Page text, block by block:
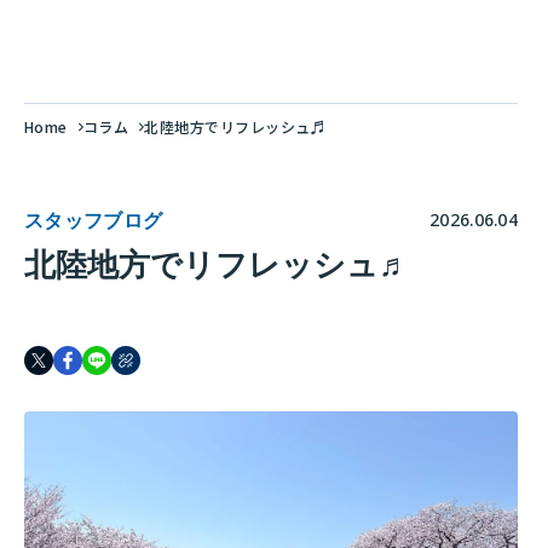
Home コラム 北陸地方でリフレッシュ♬
スタッフブログ 2026.06.04
北陸地方でリフレッシュ♬